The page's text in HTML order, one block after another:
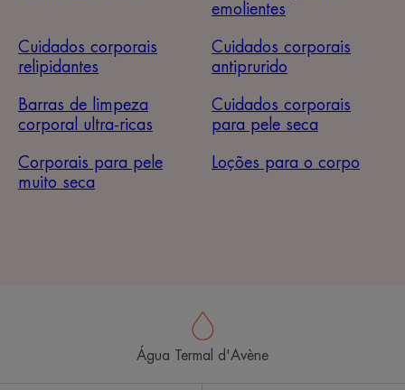
emolientes
Cuidados corporais
relipidantes
Cuidados corporais
antiprurido
Barras de limpeza
corporal ultra-ricas
Cuidados corporais
para pele seca
Corporais para pele
muito seca
Loções para o corpo
Água Termal d'Avène